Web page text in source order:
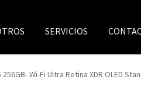
SERVICIOS
Wi-Fi Ultra Retina XDR OLED